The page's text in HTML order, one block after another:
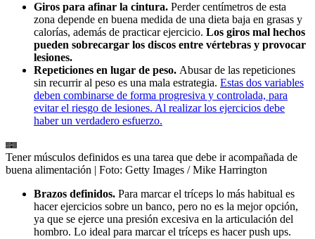
Giros para afinar la cintura. Perder centímetros de esta
zona depende en buena medida de una dieta baja en grasas y
calorías, además de practicar ejercicio. Los giros mal hechos
pueden sobrecargar los discos entre vértebras y provocar
lesiones.
Repeticiones en lugar de peso. Abusar de las repeticiones
sin recurrir al peso es una mala estrategia. Estas dos variables
deben combinarse de forma progresiva y controlada, para
evitar el riesgo de lesiones. Al realizar los ejercicios debe
haber un verdadero esfuerzo.
Tener músculos definidos es una tarea que debe ir acompañada de
buena alimentación | Foto: Getty Images / Mike Harrington
Brazos definidos. Para marcar el tríceps lo más habitual es
hacer ejercicios sobre un banco, pero no es la mejor opción,
ya que se ejerce una presión excesiva en la articulación del
hombro. Lo ideal para marcar el tríceps es hacer push ups.